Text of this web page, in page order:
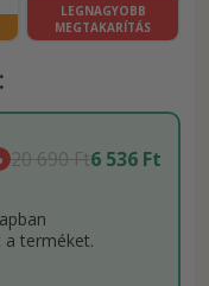
LEGNAGYOBB
MEGTAKARÍTÁS
20 690 Ft6 536 Ft
terméket.